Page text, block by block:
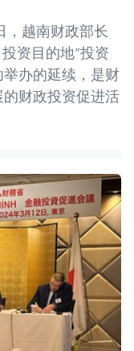
，越南财政部长
资目的地”投资
办的延续，是财
财政投资促进活